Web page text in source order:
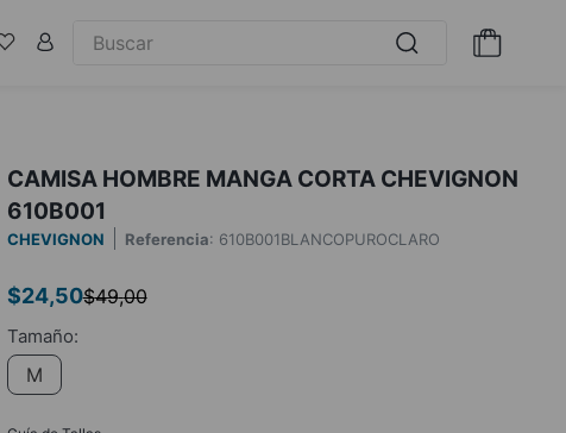
CAMISA HOMBRE MANGA CORTA CHEVIGNON
610B001
CHEVIGNON Referencia: 610B001BLANCOPUROCLARO
$24,50$49,00
M